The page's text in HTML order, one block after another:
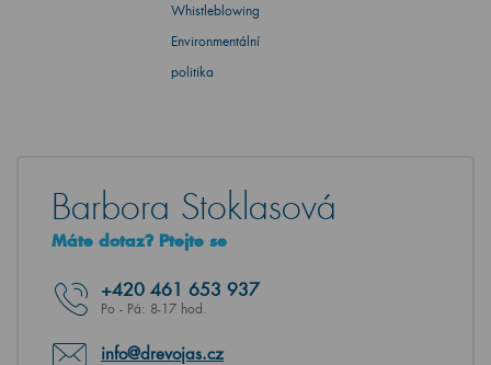
Whistleblowing
Environmentální
politika
Barbora Stoklasová
Máte dotaz? Ptejte se
+420 461 653 937
Po - Pá: 8-17 hod.
info@drevojas.cz